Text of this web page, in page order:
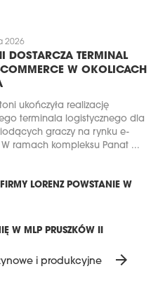
2026
DOSTARCZA TERMINAL
COMMERCE W OKOLICACH
ukończyła realizację
terminala logistycznego dla
graczy na rynku e-
ramach kompleksu Panat ...
LORENZ POWSTANIE W
W MLP PRUSZKÓW II
i produkcyjne arrow_forward